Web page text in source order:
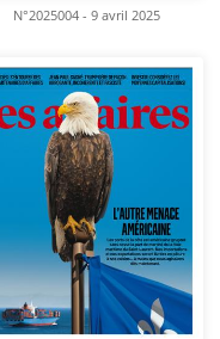
N°2025004 - 9 avril 2025